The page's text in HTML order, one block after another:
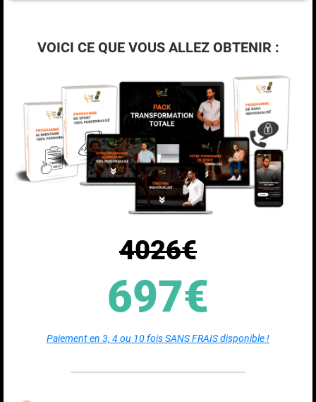
VOICI CE QUE VOUS ALLEZ OBTENIR :
4026€
697€
Paiement en 3, 4 ou 10 fois SANS FRAIS disponible !